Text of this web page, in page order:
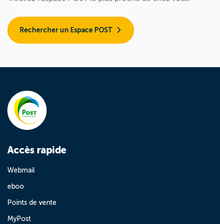
Rechercher un Espace POST
Accès rapide
Webmail
eboo
Points de vente
MyPost